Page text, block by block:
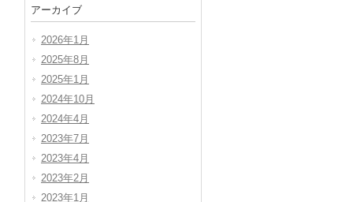
アーカイブ
2026年1月
2025年8月
2025年1月
2024年10月
2024年4月
2023年7月
2023年4月
2023年2月
2023年1月